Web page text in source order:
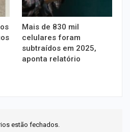
Mais de 830 mil
celulares foram
subtraídos em 2025,
aponta relatório
estão fechados.